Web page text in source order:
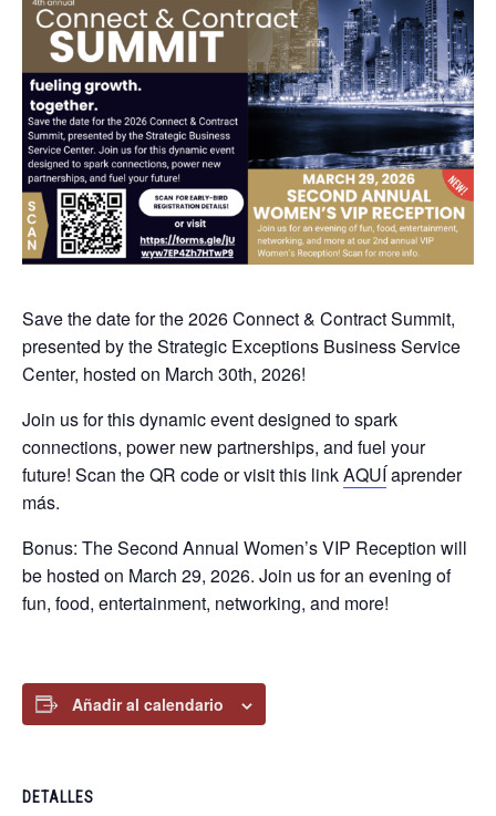
Save the date for the 2026 Connect & Contract Summit,
presented by the Strategic Exceptions Business Service
Center, hosted on March 30th, 2026!
Join us for this dynamic event designed to spark
connections, power new partnerships, and fuel your
future! Scan the QR code or visit this linkAQUÍaprender
más.
Bonus: The Second Annual Women’s VIP Reception will
be hosted on March 29, 2026. Join us for an evening of
fun, food, entertainment, networking, and more!
Añadir al calendario
DETALLES